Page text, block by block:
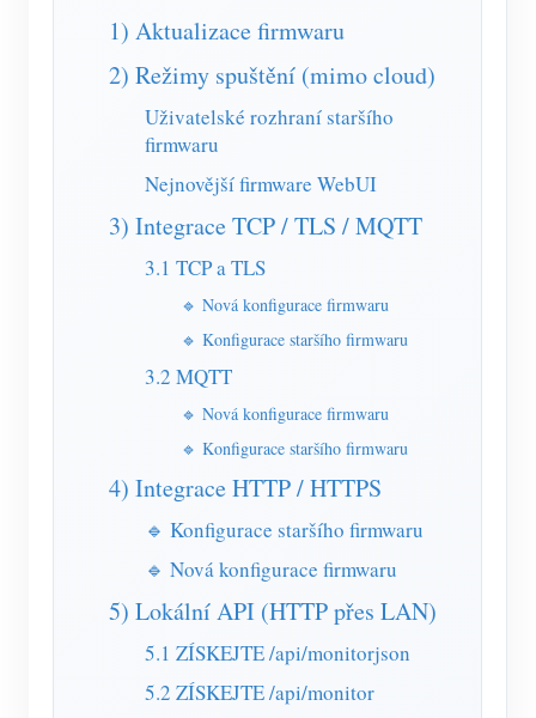
Systém energetického předpovídání a simulace
Aplikace
Monitor energie solárního FV systému
Automatizace domácnosti
Tovární energetické monitorování
Ukládat
Zdroje
Rychlý start produktu
Dokument
Výukové video
Společenství
Vývojář
Prozkoumat
Program odměn
O nás
1) Aktualizace firmwaru
2) Režimy spuštění (mimo cloud)
Uživatelské rozhraní staršího
firmwaru
Nejnovější firmware WebUI
3) Integrace TCP / TLS / MQTT
3.1 TCP a TLS
🔹 Nová konfigurace firmwaru
🔹 Konfigurace staršího firmwaru
3.2 MQTT
🔹 Nová konfigurace firmwaru
🔹 Konfigurace staršího firmwaru
4) Integrace HTTP / HTTPS
🔹 Konfigurace staršího firmwaru
🔹 Nová konfigurace firmwaru
5) Lokální API (HTTP přes LAN)
5.1 ZÍSKEJTE /api/monitorjson
5.2 ZÍSKEJTE /api/monitor